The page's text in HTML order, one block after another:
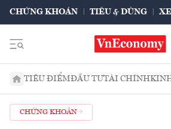
CHỨNG KHOÁN TIÊU & DÙNG XE
TIÊU ĐIỂMĐẦU TƯTÀI CHÍNH
CHỨNG KHOÁN